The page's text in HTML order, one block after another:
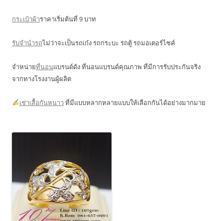
กระเป๋าผ้าราคาเริ่มต้นที่ 9 บาท
รับจำนำรถไม่ว่าจะเป็นรถเก๋ง รถกระบะ รถตู้ รถมอเตอร์ไซค์
จำหน่ายที่นอนแบรนด์ดัง ที่นอนแบรนด์คุณภาพ ที่มีการรับประกันจริง
จากทางโรงงานผู้ผลิต
เช่าเสื้อกันหนาวที่มีแบบหลากหลายแบบให้เลือกกันได้อย่างมากมาย